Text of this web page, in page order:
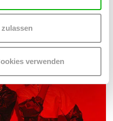
verwenden